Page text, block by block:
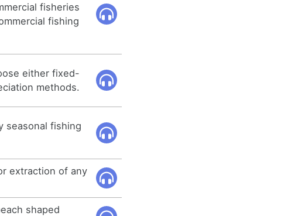
fisheries
fishing
either fixed-
methods.
seasonal fishing
extraction of any
shaped